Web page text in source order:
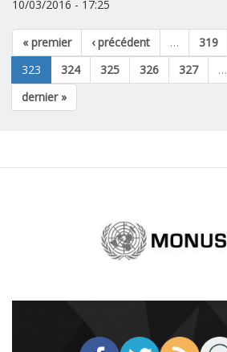
10/03/2016 - 17:25
« premier ‹ précédent … 319
323
324 325 326 327 …
dernier »